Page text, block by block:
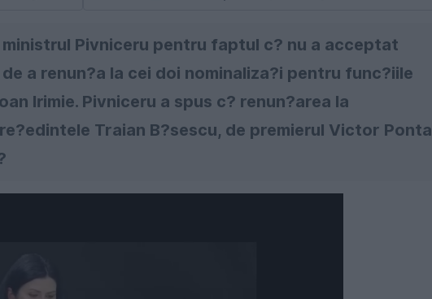
Pivniceru pentru faptul c? nu a acceptat
a renun?a la cei doi nominaliza?i pentru func?iile
Irimie. Pivniceru a spus c? renun?area la
Traian B?sescu, de premierul Victor Ponta